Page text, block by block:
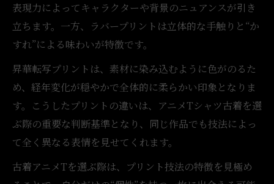
ラバープリントと昇華転写の違いを古着で
味わう
技法の違いが古着アニメTの審美性を左右す
る
プリントのズレや“味”が生む唯一無二の表
情
古着アニメT選びは技法を読むことから始ま
る
ラバープリント特有の風合いを愉しむ古着選び
表現力によってキャラクターや背景のニュアンスが引き
立ちます。一方、ラバープリントは立体的な手触りと“か
すれ”による味わいが特徴です。
昇華転写プリントは、素材に染み込むように色がのるた
め、経年変化が穏やかで全体的に柔らかい印象となりま
す。こうしたプリントの違いは、アニメTシャツ古着を選
ぶ際の重要な判断基準となり、同じ作品でも技法によっ
て全く異なる表情を見せてくれます。
古着アニメTを選ぶ際は、プリント技法の特徴を見極め